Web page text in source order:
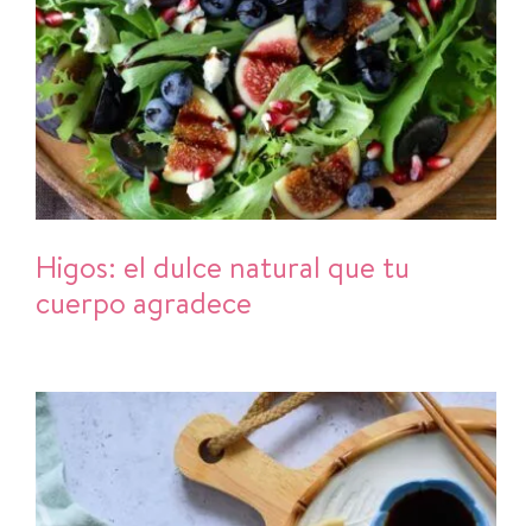
Higos: el dulce natural que tu
cuerpo agradece